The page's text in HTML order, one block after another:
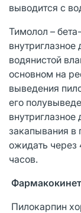
выводится с
Тимолол –
водянистой
основном на
выведения
его
закапывания в
ожидать через
часов.
Пилокарпин